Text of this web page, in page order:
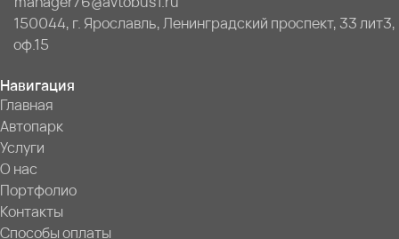
150044, г. Ярославль, Ленинградский проспект, 33 лит3,
оф.15
Навигация
Главная
Автопарк
Услуги
О нас
Портфолио
Контакты
Способы оплаты